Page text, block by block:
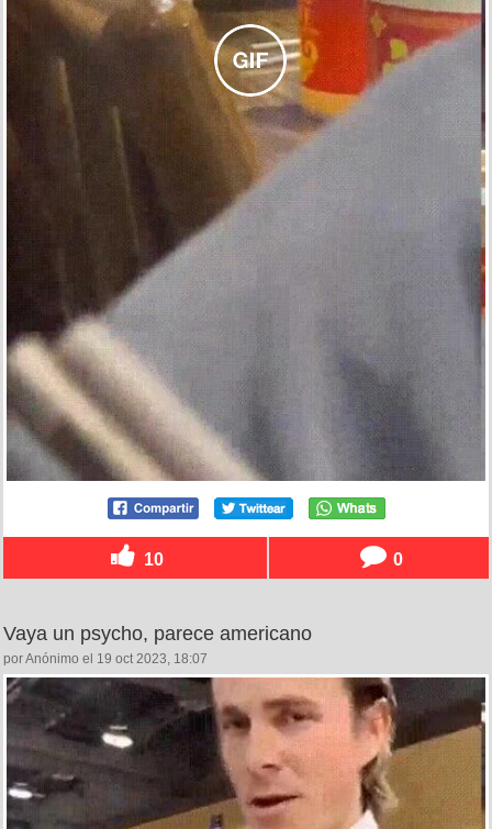
10 0
Vaya un psycho, parece americano
por Anónimo el 19 oct 2023, 18:07